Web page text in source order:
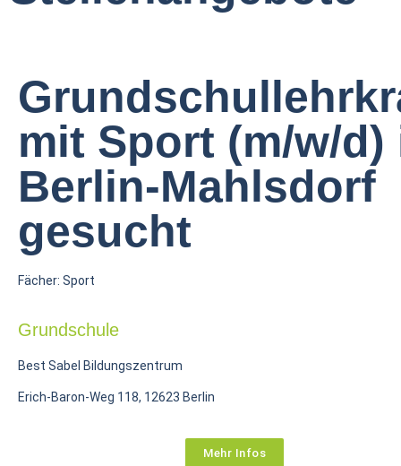
mit Sport (m/w/d)
Berlin-Mahlsdorf
gesucht
Fächer: Sport
Grundschule
Best Sabel Bildungszentrum
Erich-Baron-Weg 118, 12623 Berlin
Mehr Infos